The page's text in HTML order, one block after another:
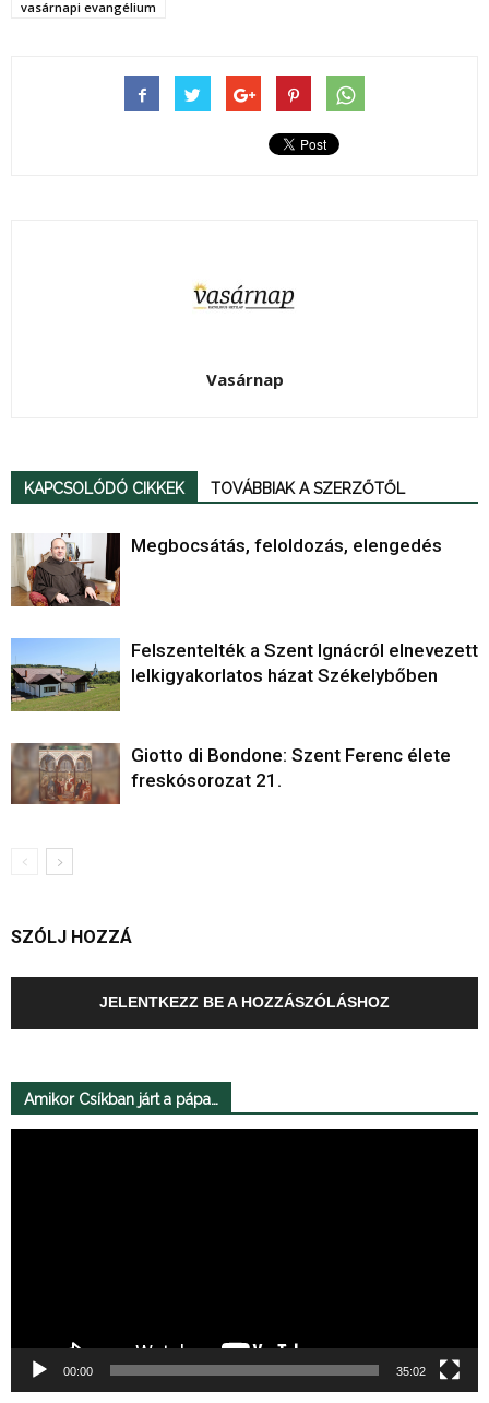
vasárnapi evangélium
Vasárnap
KAPCSOLÓDÓ CIKKEK TOVÁBBIAK A SZERZŐTŐL
Megbocsátás, feloldozás, elengedés
Felszentelték a Szent Ignácról elnevezett
lelkigyakorlatos házat Székelybőben
Giotto di Bondone: Szent Ferenc élete
freskósorozat 21.
SZÓLJ HOZZÁ
JELENTKEZZ BE A HOZZÁSZÓLÁSHOZ
Amikor Csíkban járt a pápa…
00:00 35:02